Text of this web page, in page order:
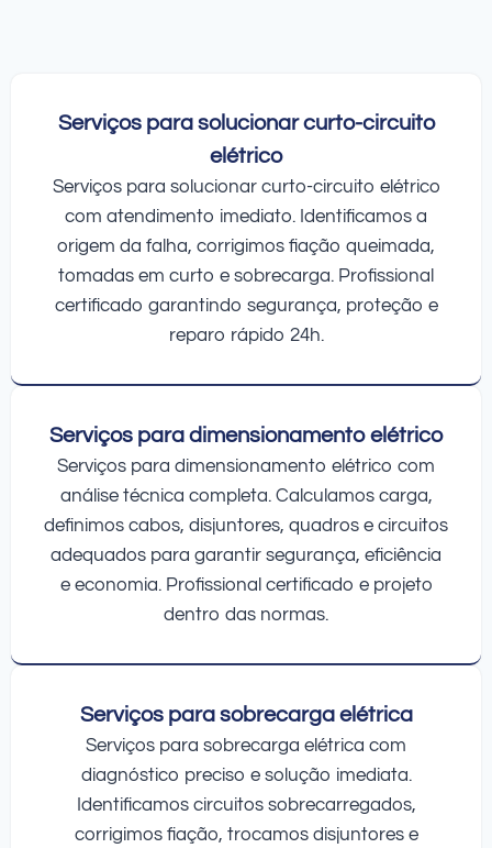
Serviços para solucionar curto-circuito
elétrico
Serviços para solucionar curto-circuito elétrico
com atendimento imediato. Identificamos a
origem da falha, corrigimos fiação queimada,
tomadas em curto e sobrecarga. Profissional
certificado garantindo segurança, proteção e
reparo rápido 24h.
Serviços para dimensionamento elétrico
Serviços para dimensionamento elétrico com
análise técnica completa. Calculamos carga,
definimos cabos, disjuntores, quadros e circuitos
adequados para garantir segurança, eficiência
e economia. Profissional certificado e projeto
dentro das normas.
Serviços para sobrecarga elétrica
Serviços para sobrecarga elétrica com
diagnóstico preciso e solução imediata.
Identificamos circuitos sobrecarregados,
corrigimos fiação, trocamos disjuntores e